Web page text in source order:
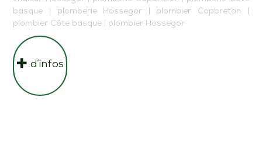
basque
plomberie Hossegor plombier Capbreton
plombier Côte basque
plombier Hossegor
d’infos